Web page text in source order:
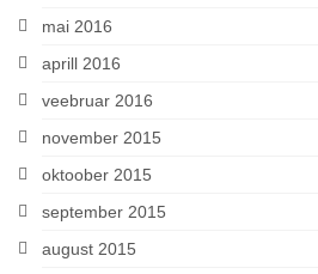
mai 2016
aprill 2016
veebruar 2016
november 2015
oktoober 2015
september 2015
august 2015